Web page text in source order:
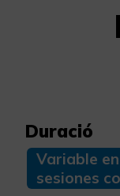
Duració
Variable
sesiones